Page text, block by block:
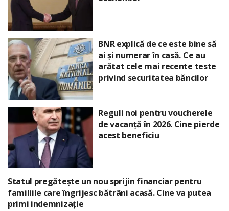
BNR explică de ce este bine să
ai și numerar în casă. Ce au
arătat cele mai recente teste
privind securitatea băncilor
Reguli noi pentru voucherele
de vacanță în 2026. Cine pierde
acest beneficiu
Statul pregătește un nou sprijin financiar pentru
familiile care îngrijesc bătrâni acasă. Cine va putea
primi indemnizație